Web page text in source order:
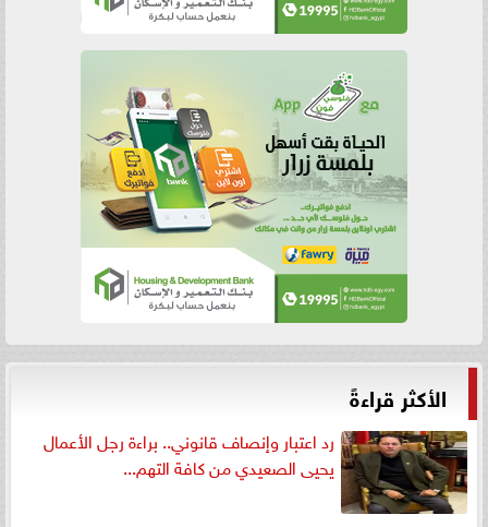
الأكثر قراءةً
رد اعتبار وإنصاف قانوني.. براءة رجل الأعمال
يحيى الصعيدي من كافة التهم...